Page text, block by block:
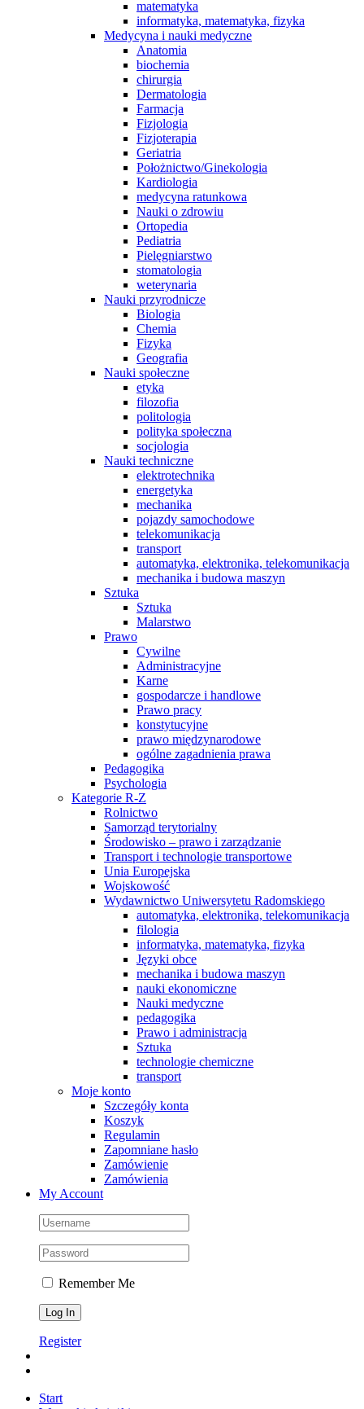
matematyka
informatyka, matematyka, fizyka
Medycyna i nauki medyczne
Anatomia
biochemia
chirurgia
Dermatologia
Farmacja
Fizjologia
Fizjoterapia
Geriatria
Położnictwo/Ginekologia
Kardiologia
medycyna ratunkowa
Nauki o zdrowiu
Ortopedia
Pediatria
Pielęgniarstwo
stomatologia
weterynaria
Nauki przyrodnicze
Biologia
Chemia
Fizyka
Geografia
Nauki społeczne
etyka
filozofia
politologia
polityka społeczna
socjologia
Nauki techniczne
elektrotechnika
energetyka
mechanika
pojazdy samochodowe
telekomunikacja
transport
automatyka, elektronika, telekomunikacja
mechanika i budowa maszyn
Sztuka
Sztuka
Malarstwo
Prawo
Cywilne
Administracyjne
Karne
gospodarcze i handlowe
Prawo pracy
konstytucyjne
prawo międzynarodowe
ogólne zagadnienia prawa
Pedagogika
Psychologia
Kategorie R-Z
Rolnictwo
Samorząd terytorialny
Środowisko – prawo i zarządzanie
Transport i technologie transportowe
Unia Europejska
Wojskowość
Wydawnictwo Uniwersytetu Radomskiego
automatyka, elektronika, telekomunikacja
filologia
informatyka, matematyka, fizyka
Języki obce
mechanika i budowa maszyn
nauki ekonomiczne
Nauki medyczne
pedagogika
Prawo i administracja
Sztuka
technologie chemiczne
transport
Moje konto
Szczegóły konta
Koszyk
Regulamin
Zapomniane hasło
Zamówienie
Zamówienia
My Account
Remember Me
Register
Start